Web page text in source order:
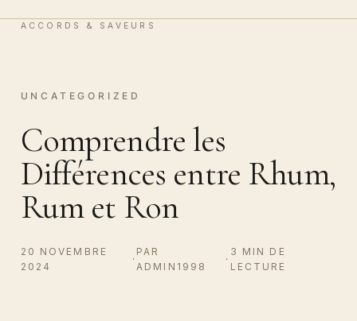
ACCORDS & SAVEURS
UNCATEGORIZED
Comprendre les
Différences entre Rhum,
Rum et Ron
20 NOVEMBRE
2024
·
PAR
ADMIN1998
·
3 MIN DE
LECTURE